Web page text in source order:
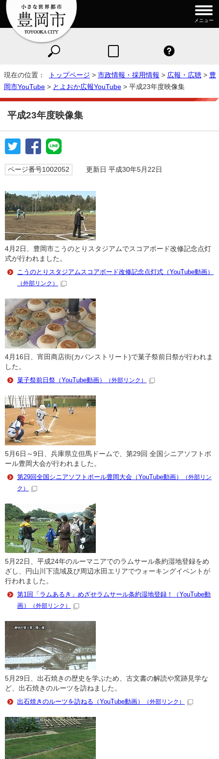
メニュー
現在の位置： トップページ > 市政情報・採用情報 > 広報・広聴 > 豊
岡市YouTube > とよおか広報YouTube > 平成23年度映像集
平成23年度映像集
ページ番号1002052 更新日 平成30年5月22日
4月2日、豊岡市こうのとりスタジアムでスコアボード改修記念点灯
式が行われました。
こうのとりスタジアムスコアボード改修記念点灯式（YouTube動画）
（外部リンク）
4月16日、宵田商店街(カバンストリート)で菓子祭前日祭が行われま
した。
菓子祭前日祭（YouTube動画）
（外部リンク）
5月6日～9日、兵庫県立但馬ドームで、第29回 全国シニアソフトボ
ール豊岡大会が行われました。
第29回全国シニアソフトボール豊岡大会（YouTube動画）
（外部リン
ク）
5月22日、平成24年のルーマニアでのラムサール条約湿地登録をめ
ざし、円山川下流域及び周辺水田エリアでウォーキングイベントが
行われました。
第1回「ラムあるき」めざせラムサール条約湿地登録！（YouTube動
画）
（外部リンク）
5月29日、出石焼きの歴史を学ぶため、古文書の解読や窯跡見学な
ど、出石焼きのルーツを訪ねました。
出石焼きのルーツを訪ねる（YouTube動画）
（外部リンク）